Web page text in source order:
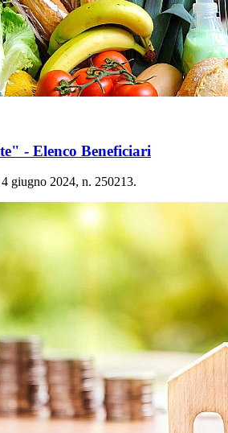
- Elenco Beneficiari
giugno 2024, n. 250213.